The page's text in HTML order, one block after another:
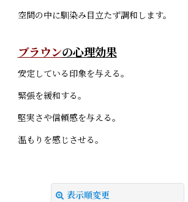
空間の中に馴染み目立たず調和します。
ブラウンの心理効果
安定している印象を与える。
緊張を緩和する。
堅実さや信頼感を与える。
温もりを感じさせる。
表示順変更